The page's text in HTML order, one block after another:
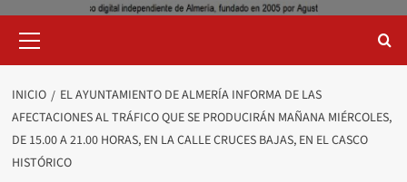
primario
INICIO
EL AYUNTAMIENTO DE ALMERÍA INFORMA DE LAS
AFECTACIONES AL TRÁFICO QUE SE PRODUCIRÁN MAÑANA MIÉRCOLES,
DE 15.00 A 21.00 HORAS, EN LA CALLE CRUCES BAJAS, EN EL CASCO
HISTÓRICO